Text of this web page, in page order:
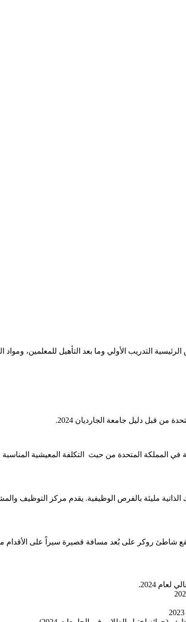
التدريب الأولي وما بعد التأهيل للمعلمين، ومواد
في المملكة المتحدة من حيث التكلفة المعيشية
مليئة بالفرص الوظيفية. يقدم مركز التوظيف
يقع شاطئ روكر على بُعد مسافة قصيرة سيراً على
2024.